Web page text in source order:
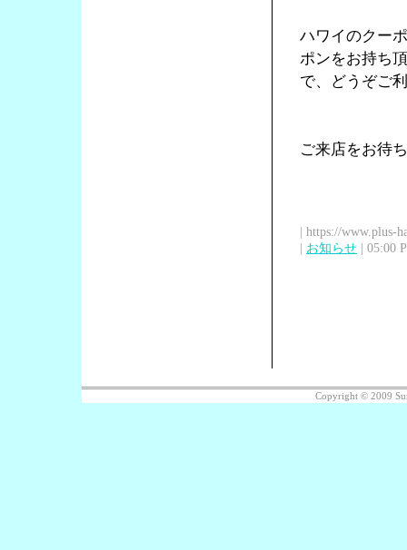
ハワイのクー
ポンをお持ち
で、どうぞご
ご来店をお待
| https://www.plus-
| お知らせ | 05:00
Copyright © 2009